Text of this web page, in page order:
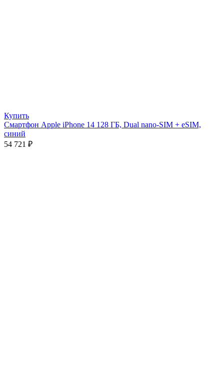
Купить
Смартфон Apple iPhone 14 128 ГБ, Dual nano-SIM + eSIM,
синий
54 721 ₽